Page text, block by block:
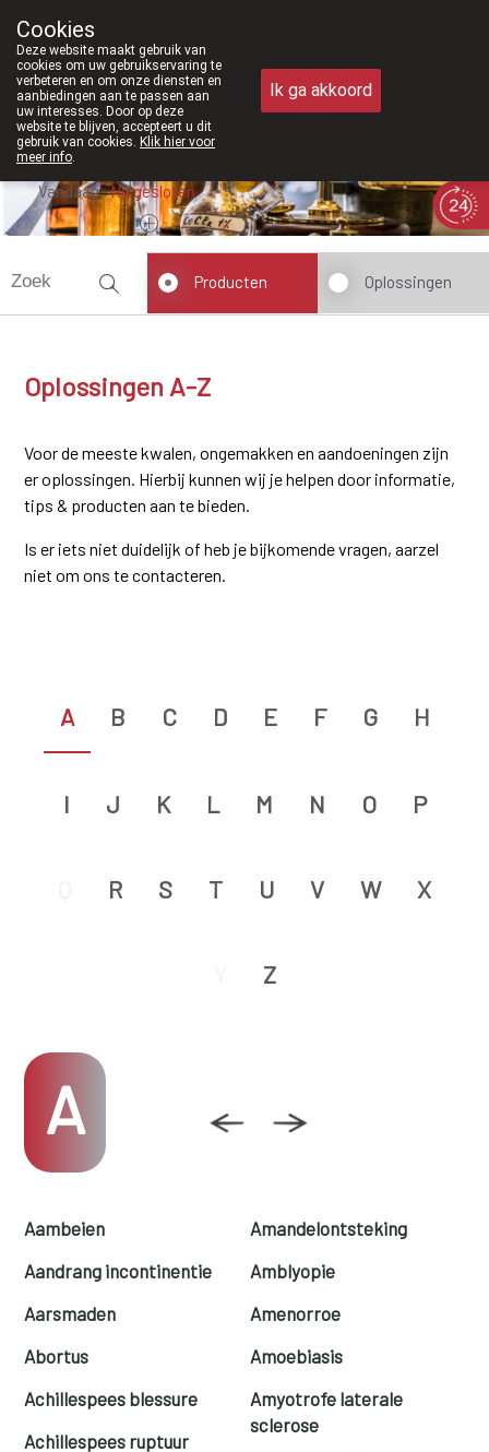
011/610300
Vandaag Nugesloten
Oplossingen A-Z
Producten Oplossingen
Voor de meeste kwalen, ongemakken en aandoeningen zijn
er oplossingen. Hierbij kunnen wij je helpen door informatie,
tips & producten aan te bieden.
Is er iets niet duidelijk of heb je bijkomende vragen, aarzel
niet om ons te contacteren.
A B C D E F G H
I J K L M N O P
R S T U V W X
Z
A
Aambeien
Aandrang incontinentie
Aarsmaden
Abortus
Achillespees blessure
Achillespees ruptuur
Amandelontsteking
Amblyopie
Amenorroe
Amoebiasis
Amyotrofe laterale
sclerose
Cookies
Deze website maakt gebruik van
cookies om uw gebruikservaring te
verbeteren en om onze diensten en
aanbiedingen aan te passen aan
uw interesses. Door op deze
website te blijven, accepteert u dit
gebruik van cookies. Klik hier voor
meer info.
Ik ga akkoord